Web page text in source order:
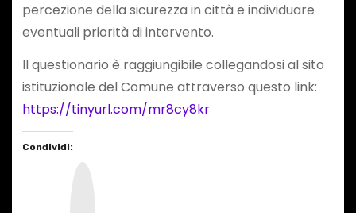
percezione della sicurezza in città e individuare
eventuali priorità di intervento.
Il questionario è raggiungibile collegandosi al sito
istituzionale del Comune attraverso questo link:
https://tinyurl.com/mr8cy8kr
Condividi: